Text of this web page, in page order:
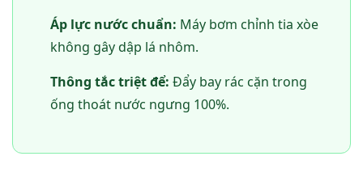
Áp lực nước chuẩn: Máy bơm chỉnh tia xòe
không gây dập lá nhôm.
Thông tắc triệt để: Đẩy bay rác cặn trong
ống thoát nước ngưng 100%.